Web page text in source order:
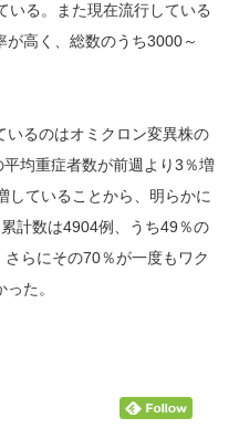
いる。また現在流行している
高く、総数のうち3000～
いるのはオミクロン変異株の
均重症者数が前週より3％増
していることから、明らかに
計数は4904例、うち49％の
らにその70％が一度もワク
た。